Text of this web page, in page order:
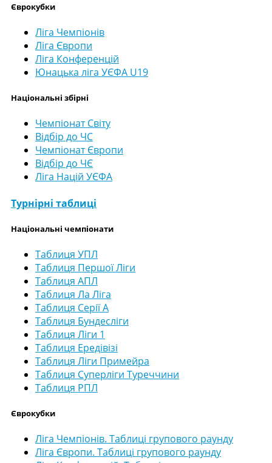
Єврокубки
Ліга Чемпіонів
Ліга Європи
Ліга Конференцій
Юнацька ліга УЄФА U19
Національні збірні
Чемпіонат Світу
Відбір до ЧС
Чемпіонат Європи
Відбір до ЧЄ
Ліга Націй УЄФА
Турнірні таблиці
Національні чемпіонати
Таблиця УПЛ
Таблиця Першої Ліги
Таблиця АПЛ
Таблиця Ла Ліга
Таблиця Серії А
Таблиця Бундесліги
Таблиця Ліги 1
Таблиця Ередівізі
Таблиця Ліги Примейра
Таблиця Суперліги Туреччини
Таблиця РПЛ
Єврокубки
Ліга Чемпіонів. Таблиці групового раунду
Ліга Європи. Таблиці групового раунду